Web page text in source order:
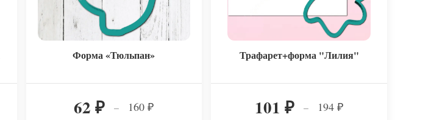
Форма «Тюльпан»
62₽ – 160₽
Трафарет+форма "Лилия"
101₽ – 194₽